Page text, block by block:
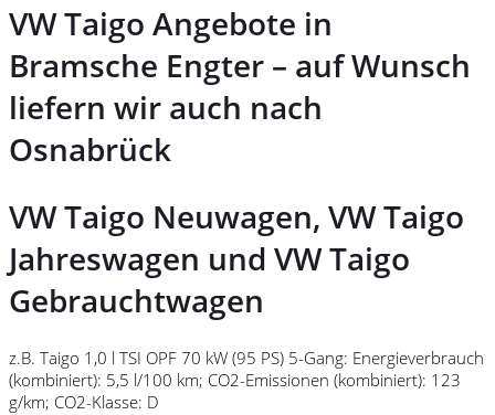
VW Taigo Angebote in
Bramsche Engter – auf Wunsch
liefern wir auch nach
Osnabrück
VW Taigo Neuwagen, VW Taigo
Jahreswagen und VW Taigo
Gebrauchtwagen
z.B. Taigo 1,0 l TSI OPF 70 kW (95 PS) 5-Gang: Energieverbrauch
(kombiniert): 5,5 l/100 km; CO2-Emissionen (kombiniert): 123
g/km; CO2-Klasse: D